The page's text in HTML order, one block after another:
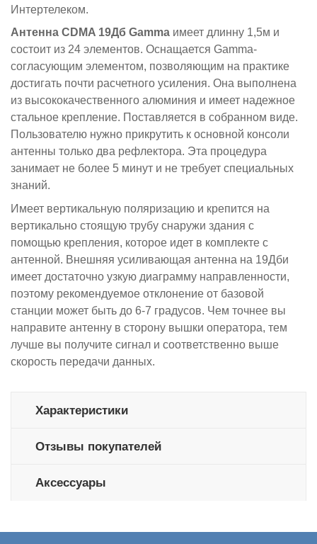
Интертелеком.
Антенна CDMA 19Дб Gamma имеет длинну 1,5м и
состоит из 24 элементов. Оснащается Gamma-
согласующим элементом, позволяющим на практике
достигать почти расчетного усиления. Она выполнена
из высококачественного алюминия и имеет надежное
стальное крепление. Поставляется в собранном виде.
Пользователю нужно прикрутить к основной консоли
антенны только два рефлектора. Эта процедура
занимает не более 5 минут и не требует специальных
знаний.
Имеет вертикальную поляризацию и крепится на
вертикально стоящую трубу снаружи здания с
помощью крепления, которое идет в комплекте с
антенной. Внешняя усиливающая антенна на 19Дби
имеет достаточно узкую диаграмму направленности,
поэтому рекомендуемое отклонение от базовой
станции может быть до 6-7 градусов. Чем точнее вы
направите антенну в сторону вышки оператора, тем
лучше вы получите сигнал и соответственно выше
скорость передачи данных.
Характеристики
Отзывы покупателей
Аксессуары